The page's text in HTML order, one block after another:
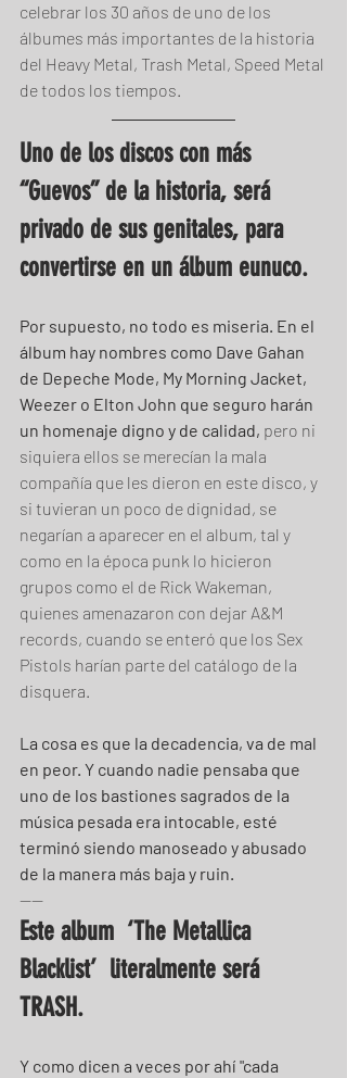
celebrar los 30 años de uno de los
álbumes más importantes de la historia
del Heavy Metal, Trash Metal, Speed Metal
de todos los tiempos.
Uno de los discos con más
“Guevos” de la historia, será
privado de sus genitales, para
convertirse en un álbum eunuco.
Por supuesto, no todo es miseria. En el
álbum hay nombres como Dave Gahan
de Depeche Mode, My Morning Jacket,
Weezer o Elton John que seguro harán
un homenaje digno y de calidad, pero ni
siquiera ellos se merecían la mala
compañía que les dieron en este disco, y
si tuvieran un poco de dignidad, se
negarían a aparecer en el album, tal y
como en la época punk lo hicieron
grupos como el de Rick Wakeman,
quienes amenazaron con dejar A&M
records, cuando se enteró que los Sex
Pistols harían parte del catálogo de la
disquera.
La cosa es que la decadencia, va de mal
en peor. Y cuando nadie pensaba que
uno de los bastiones sagrados de la
música pesada era intocable, esté
terminó siendo manoseado y abusado
de la manera más baja y ruin.
----
Este album  ‘The Metallica
Blacklist’  literalmente será
TRASH.
Y como dicen a veces por ahí "cada